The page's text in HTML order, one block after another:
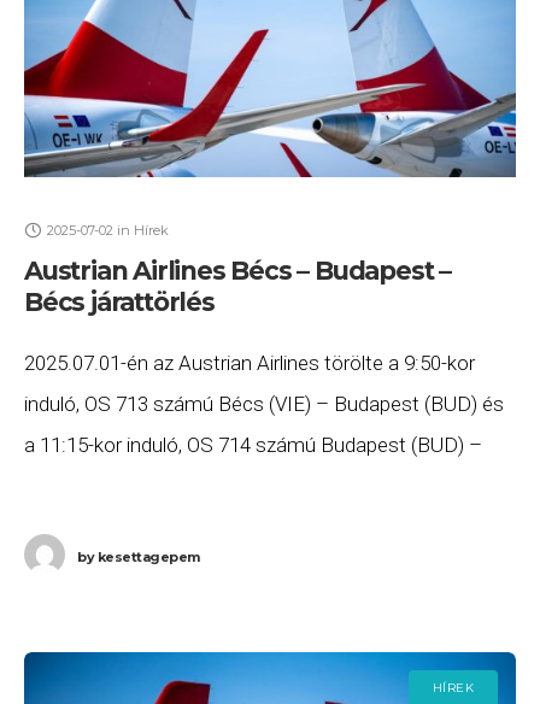
2025-07-02 in Hírek
Austrian Airlines Bécs – Budapest –
Bécs járattörlés
2025.07.01-én az Austrian Airlines törölte a 9:50-kor
induló, OS 713 számú Bécs (VIE) – Budapest (BUD) és
a 11:15-kor induló, OS 714 számú Budapest (BUD) –
bykesettagepem
HÍREK